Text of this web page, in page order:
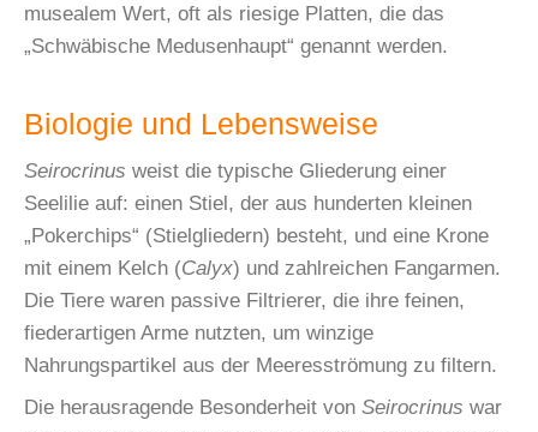
musealem Wert, oft als riesige Platten, die das
„Schwäbische Medusenhaupt“ genannt werden.
Biologie und Lebensweise
Seirocrinus weist die typische Gliederung einer
Seelilie auf: einen Stiel, der aus hunderten kleinen
„Pokerchips“ (Stielgliedern) besteht, und eine Krone
mit einem Kelch (Calyx) und zahlreichen Fangarmen.
Die Tiere waren passive Filtrierer, die ihre feinen,
fiederartigen Arme nutzten, um winzige
Nahrungspartikel aus der Meeresströmung zu filtern.
Die herausragende Besonderheit von Seirocrinus war